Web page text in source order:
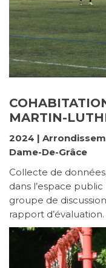
MARTIN-
2024 |
Dame-De-Grâce
Collecte de
dans l’espace
groupe de
rapport d’évaluation.